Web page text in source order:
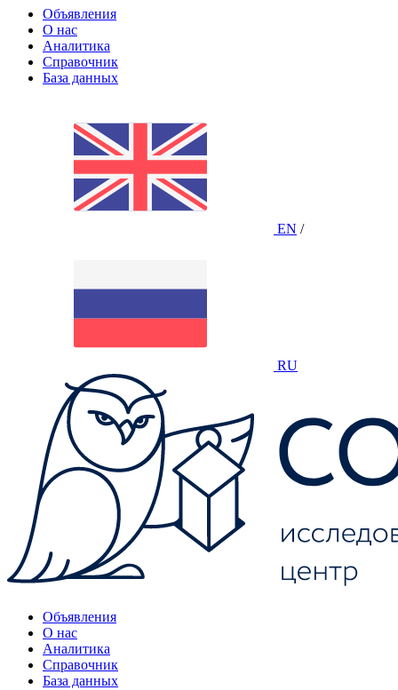
Объявления
О нас
Аналитика
Справочник
База данных
EN /
RU
Объявления
О нас
Аналитика
Справочник
База данных